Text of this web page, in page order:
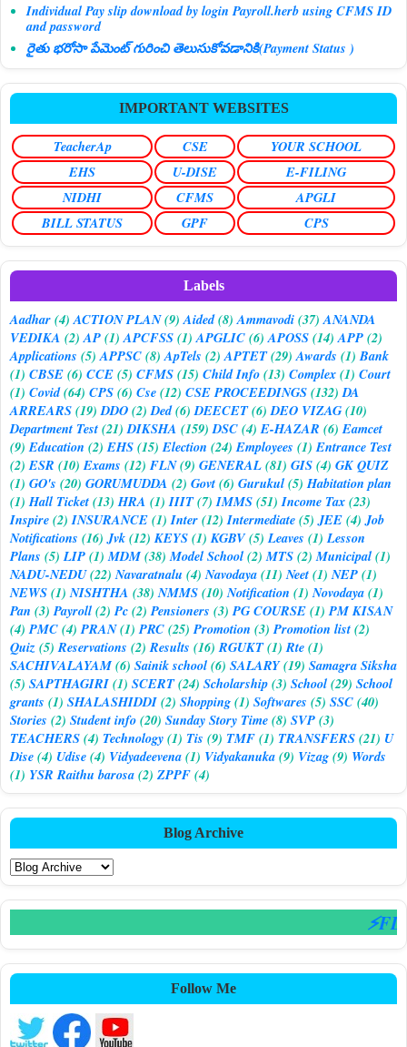
Individual Pay slip download by login Payroll.herb using CFMS ID
and password
రైతు భరోసా పేమెంట్ గురించి తెలుసుకోవడానికి(Payment Status )
IMPORTANT WEBSITES
TeacherAp CSE
YOUR SCHOOL
EHS
U-DISE
E-FILING
NIDHI
CFMS
APGLI
BILL STATUS
GPF CPS
Labels
Aadhar(4) ACTION PLAN(9) Aided(8) Ammavodi(37) ANANDA
VEDIKA (2) AP(1) APCFSS(1) APGLIC(6) APOSS(14) APP(2)
Applications (5) APPSC(8) ApTels (2) APTET(29) Awards (1) Bank
(1) CBSE(6) CCE(5) CFMS(15) Child Info(13) Complex(1) Court
(1) Covid(64) CPS(6) Cse(12) CSE PROCEEDINGS(132) DA
ARREARS(19) DDO(2) Ded(6) DEECET(6) DEO VIZAG(10)
Department Test(21) DIKSHA (159) DSC(4) E-HAZAR (6) Eamcet
(9) Education (2) EHS(15) Election (24) Employees (1) Entrance Test
(2) ESR (10) Exams (12) FLN(9) GENERAL(81) GIS(4) GK QUIZ
(1) GO's (20) GORUMUDDA (2) Govt(6) Gurukul(5) Habitation plan
(1) Hall Ticket(13) HRA (1) IIIT(7) IMMS(51) Income Tax(23)
Inspire(2) INSURANCE(1) Inter(12) Intermediate(5) JEE(4) Job
Notifications (16) Jvk(12) KEYS(1) KGBV(5) Leaves (1) Lesson
Plans (5) LIP(1) MDM(38) Model School(2) MTS(2) Municipal(1)
NADU-NEDU(22) Navaratnalu (4) Navodaya(11) Neet(1) NEP(1)
NEWS(1) NISHTHA (38) NMMS(10) Notification (1) Novodaya(1)
Pan (3) Payroll(2) Pc(2) Pensioners (3) PG COURSE(1) PM KISAN
(4) PMC(4) PRAN(1) PRC(25) Promotion (3) Promotion list(2)
Quiz(5) Reservations (2) Results (16) RGUKT(1) Rte(1)
SACHIVALAYAM(6) Sainik school(6) SALARY(19) Samagra Siksha
(5) SAPTHAGIRI(1) SCERT(24) Scholarship(3) School(29) School
grants (1) SHALASHIDDI(2) Shopping(1) Softwares (5) SSC(40)
Stories (2) Student info(20) Sunday Story Time(8) SVP(3)
TEACHERS(4) Technology(1) Tis (9) TMF(1) TRANSFERS(21) U
Dise(4) Udise(4) Vidyadeevena(1) Vidyakanuka(9) Vizag(9) Words
(1) YSR Raithu barosa(2) ZPPF(4)
Blog Archive
Follow Me